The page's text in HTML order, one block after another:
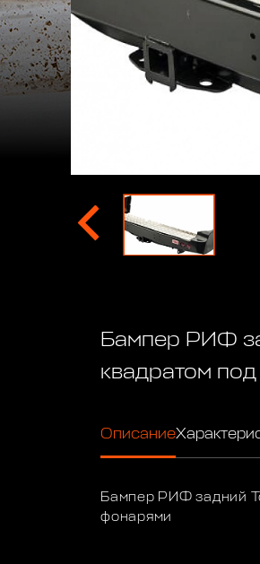
Бампер РИФ
квадратом
Описание
Бампер РИФ задний
фонарями